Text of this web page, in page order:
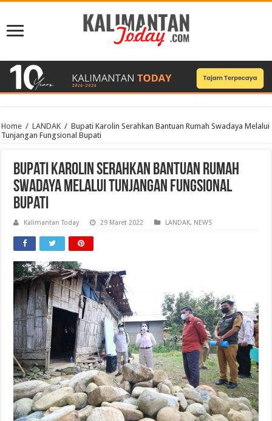
Home / LANDAK / Bupati Karolin Serahkan Bantuan Rumah Swadaya Melalui
Tunjangan Fungsional Bupati
Bupati Karolin Serahkan Bantuan Rumah
Swadaya Melalui Tunjangan Fungsional
Bupati
Kalimantan Today 29 Maret 2022 LANDAK, NEWS